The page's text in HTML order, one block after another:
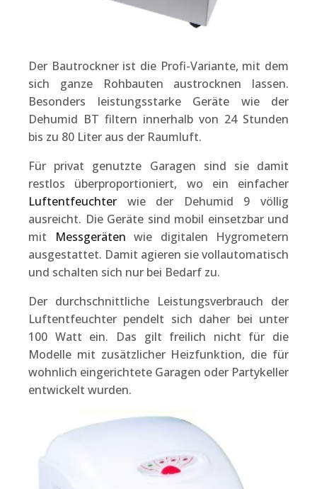
Der Bautrockner ist die Profi-Variante, mit dem
sich ganze Rohbauten austrocknen lassen.
Besonders leistungsstarke Geräte wie der
Dehumid BT filtern innerhalb von 24 Stunden
bis zu 80 Liter aus der Raumluft.
Für privat genutzte Garagen sind sie damit
restlos überproportioniert, wo ein einfacher
Luftentfeuchter wie der Dehumid 9 völlig
ausreicht. Die Geräte sind mobil einsetzbar und
mit
Messgeräten wie digitalen Hygrometern
ausgestattet. Damit agieren sie vollautomatisch
und schalten sich nur bei Bedarf zu.
Der durchschnittliche Leistungsverbrauch der
Luftentfeuchter pendelt sich daher bei unter
100 Watt ein. Das gilt freilich nicht für die
Modelle mit zusätzlicher Heizfunktion, die für
wohnlich eingerichtete Garagen oder Partykeller
entwickelt wurden.